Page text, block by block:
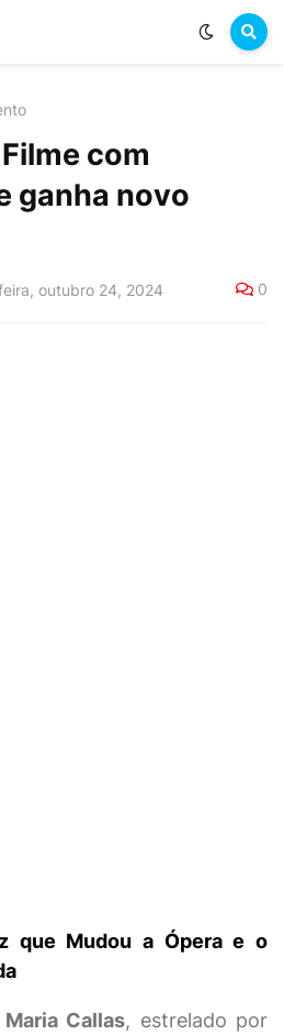
com
ganha novo
outubro 24, 2024 0
que Mudou a Ópera e o
Maria Callas, estrelado por